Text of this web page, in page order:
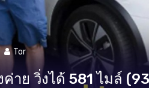
Tor
าย วิ่งได้ 581 ไมล์